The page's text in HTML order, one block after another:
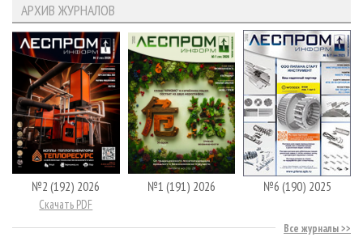
АРХИВ ЖУРНАЛОВ
№2 (192) 2026
Скачать PDF
№1 (191) 2026 №6 (190) 2025
Все журналы